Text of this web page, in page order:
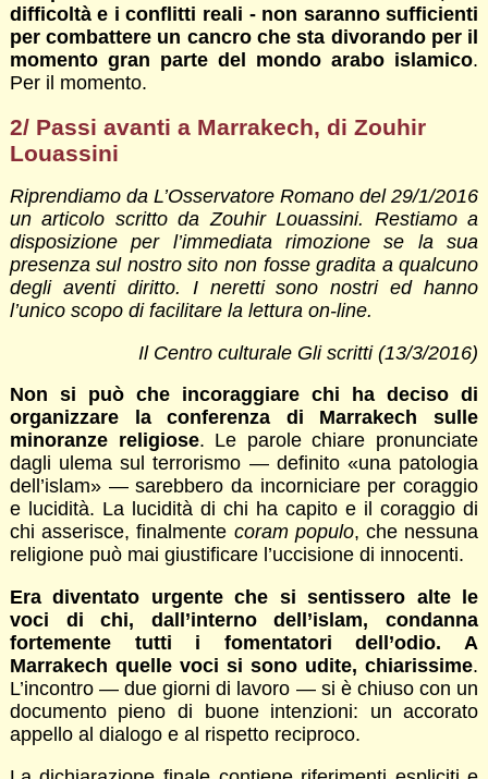
difficoltà e i conflitti reali - non saranno sufficienti
per combattere un cancro che sta divorando per il
momento gran parte del mondo arabo islamico.
Per il momento.
2/ Passi avanti a Marrakech, di Zouhir
Louassini
Riprendiamo da L’Osservatore Romano del 29/1/2016
un articolo scritto da Zouhir Louassini. Restiamo a
disposizione per l’immediata rimozione se la sua
presenza sul nostro sito non fosse gradita a qualcuno
degli aventi diritto. I neretti sono nostri ed hanno
l’unico scopo di facilitare la lettura on-line.
Il Centro culturale Gli scritti (13/3/2016)
Non si può che incoraggiare chi ha deciso di
organizzare la conferenza di Marrakech sulle
minoranze religiose. Le parole chiare pronunciate
dagli ulema sul terrorismo — definito «una patologia
dell’islam» — sarebbero da incorniciare per coraggio
e lucidità. La lucidità di chi ha capito e il coraggio di
chi asserisce, finalmente coram populo, che nessuna
religione può mai giustificare l’uccisione di innocenti.
Era diventato urgente che si sentissero alte le
voci di chi, dall’interno dell’islam, condanna
fortemente tutti i fomentatori dell’odio. A
Marrakech quelle voci si sono udite, chiarissime.
L’incontro — due giorni di lavoro — si è chiuso con un
documento pieno di buone intenzioni: un accorato
appello al dialogo e al rispetto reciproco.